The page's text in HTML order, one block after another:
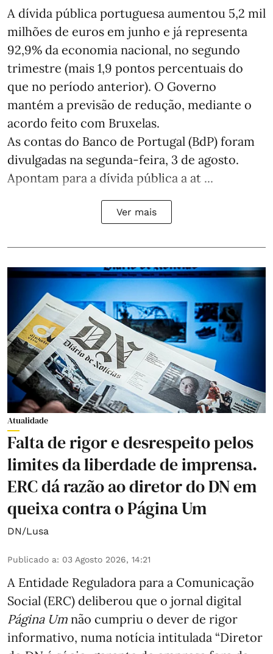
A dívida pública portuguesa aumentou 5,2 mil
milhões de euros em junho e já representa
92,9% da economia nacional, no segundo
trimestre (mais 1,9 pontos percentuais do
que no período anterior). O Governo
mantém a previsão de redução, mediante o
acordo feito com Bruxelas.
As contas do Banco de Portugal (BdP) foram
divulgadas na segunda-feira, 3 de agosto.
Apontam para a dívida pública a at ...
Ver mais
Atualidade
Falta de rigor e desrespeito pelos
limites da liberdade de imprensa.
ERC dá razão ao diretor do DN em
queixa contra o Página Um
DN/Lusa
Publicado a: 03 Agosto 2026, 14:21
A Entidade Reguladora para a Comunicação
Social (ERC) deliberou que o jornal digital
Página Um não cumpriu o dever de rigor
informativo, numa notícia intitulada “Diretor